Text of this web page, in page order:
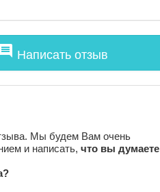
Написать отзыв
Мы будем Вам очень
и написать, что вы думаете